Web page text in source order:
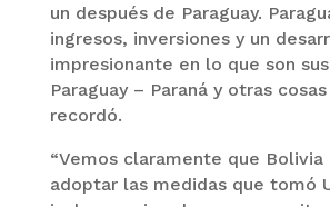
un después de Paraguay.
ingresos, inversiones y un
impresionante en lo que son
Paraguay – Paraná y otras cosas
recordó.
“Vemos claramente que Bolivia
adoptar las medidas que tomó